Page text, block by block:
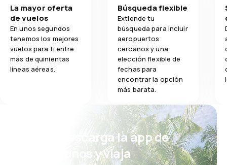
Comodidad de viaje 1.0
Transporte de equipaje 1.0
Comidas 1.0
Comodidad
Comidas
La mayor oferta
de vuelos
En unos segundos
tenemos los mejores
vuelos para ti entre
más de quinientas
líneas aéreas.
Búsqueda flexible
Extiende tu
búsqueda para incluir
aeropuertos
cercanos y una
elección flexible de
fechas para
encontrar la opción
más barata.
¡Eh! Descarga la app de
eDestinos y viaja